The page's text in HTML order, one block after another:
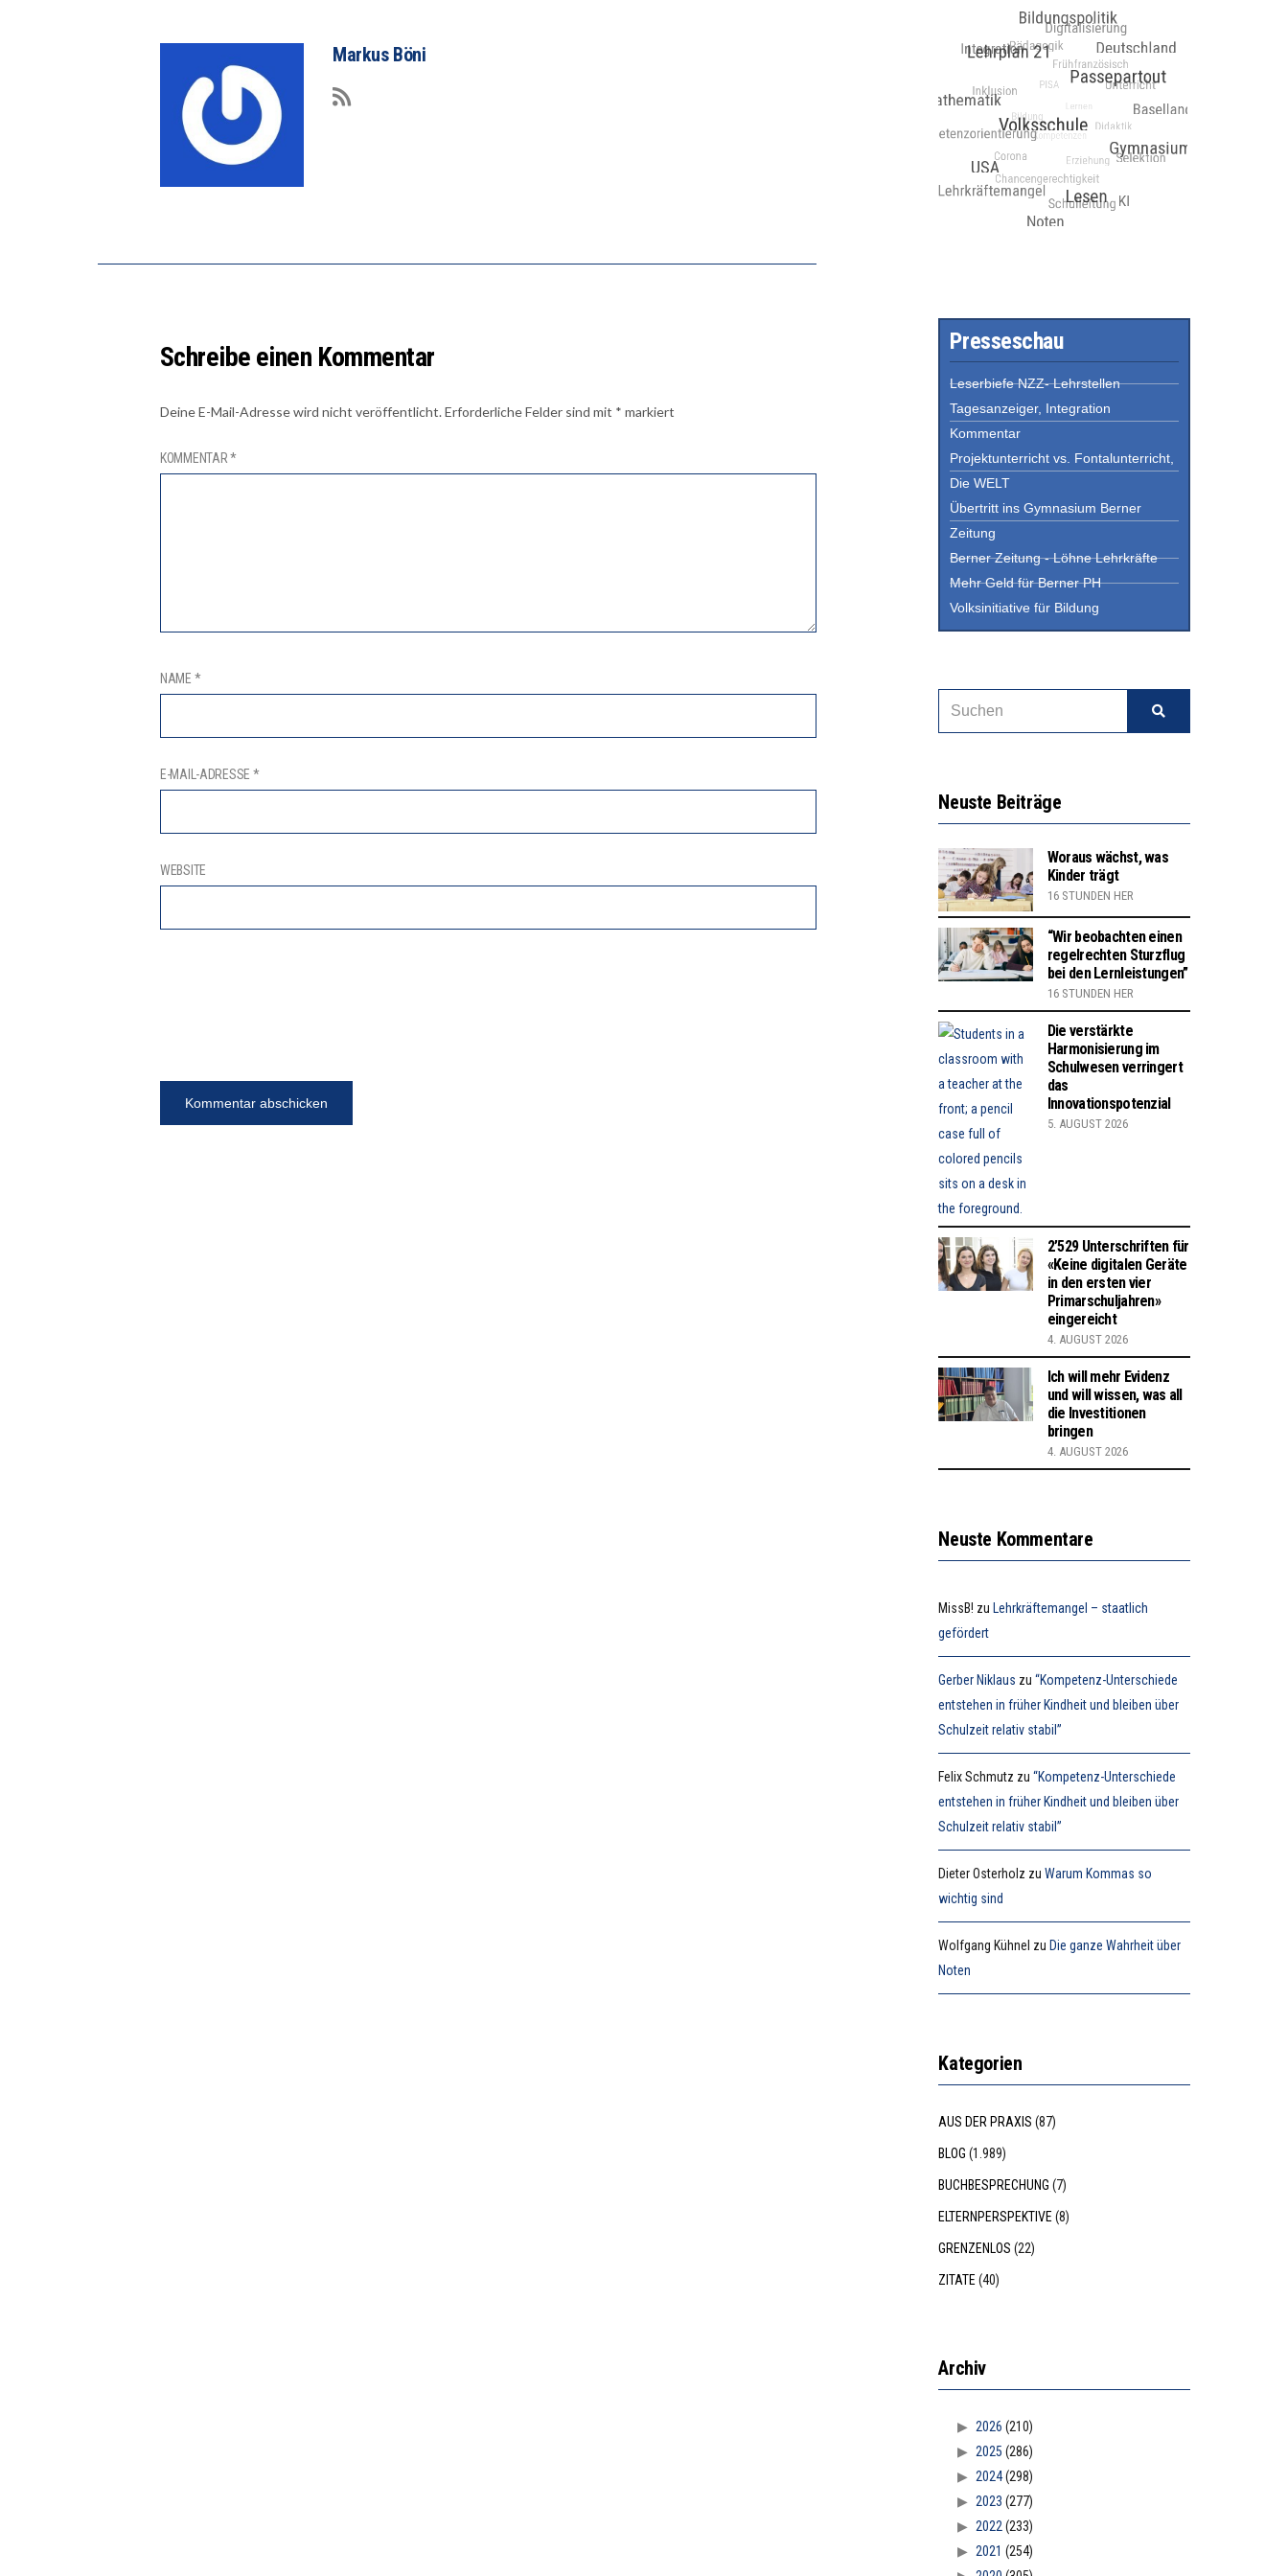
Markus Böni
Schreibe einen Kommentar
Deine E-Mail-Adresse wird nicht veröffentlicht.Erforderliche Felder sind mit * markiert
KOMMENTAR*
NAME *
E-MAIL-ADRESSE *
WEBSITE
Presseschau
Leserbiefe NZZ- Lehrstellen
Tagesanzeiger, Integration
Kommentar
Projektunterricht vs. Fontalunterricht,
Die WELT
Übertritt ins Gymnasium Berner
Zeitung
Berner Zeitung - Löhne Lehrkräfte
Mehr Geld für Berner PH
Volksinitiative für Bildung
Neuste Beiträge
Woraus wächst, was
Kinder trägt
16 STUNDEN HER
“Wir beobachten einen
regelrechten Sturzflug
bei den Lernleistungen”
16 STUNDEN HER
Die verstärkte
Harmonisierung im
Schulwesen verringert
das
Innovationspotenzial
5. AUGUST 2026
2’529 Unterschriften für
«Keine digitalen Geräte
in den ersten vier
Primarschuljahren»
eingereicht
4. AUGUST 2026
Ich will mehr Evidenz
und will wissen, was all
die Investitionen
bringen
4. AUGUST 2026
Neuste Kommentare
MissB! zu Lehrkräftemangel – staatlich
gefördert
Gerber Niklaus zu“Kompetenz-Unterschiede
entstehen in früher Kindheit und bleiben über
Schulzeit relativ stabil”
Felix Schmutz zu“Kompetenz-Unterschiede
entstehen in früher Kindheit und bleiben über
Schulzeit relativ stabil”
Dieter Osterholz zuWarum Kommas so
wichtig sind
Wolfgang Kühnel zu Die ganze Wahrheit über
Noten
Kategorien
AUS DER PRAXIS (87)
BLOG (1.989)
BUCHBESPRECHUNG (7)
ELTERNPERSPEKTIVE(8)
GRENZENLOS (22)
ZITATE(40)
Archiv
2026 (210)
2025 (286)
2024(298)
2023 (277)
2022(233)
2021 (254)